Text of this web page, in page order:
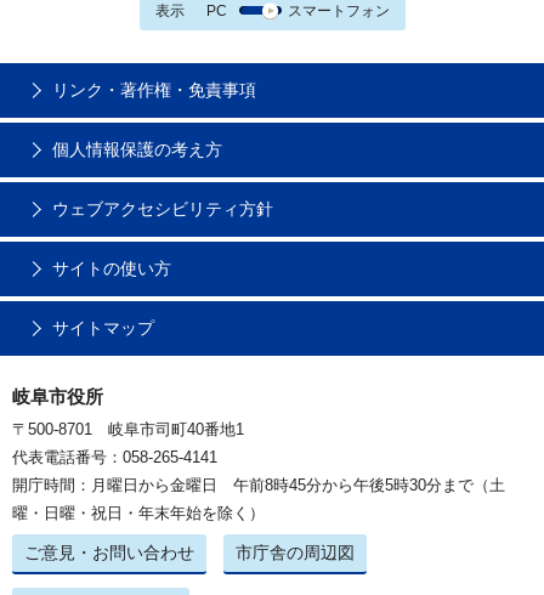
表示 PC スマートフォン
リンク・著作権・免責事項
個人情報保護の考え方
ウェブアクセシビリティ方針
サイトの使い方
サイトマップ
岐阜市役所
〒500-8701 岐阜市司町40番地1
代表電話番号：058-265-4141
開庁時間：月曜日から金曜日 午前8時45分から午後5時30分まで（土
曜・日曜・祝日・年末年始を除く）
ご意見・お問い合わせ 市庁舎の周辺図